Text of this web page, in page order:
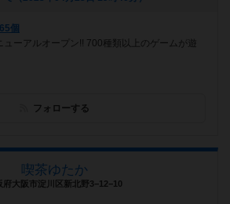
個
ーアルオープン!! 700種類以上のゲームが遊
フォローする
喫茶ゆたか
府大阪市淀川区新北野3−12−10